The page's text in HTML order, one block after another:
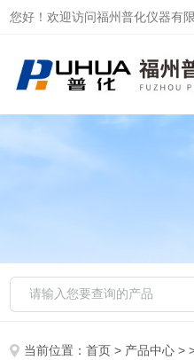
您好！欢迎访问福州普化仪器有
当前位置：首页 > 产品中心 >